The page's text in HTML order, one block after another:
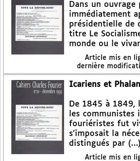
Dans un ouvrage
immédiatement
présidentielle de
titre Le
monde ou le
Article mis en
dernière
Icariens et
De 1845 à 1849,
les communistes
fouriéristes fut
s’imposait la
distingués par (…)
Article mis en